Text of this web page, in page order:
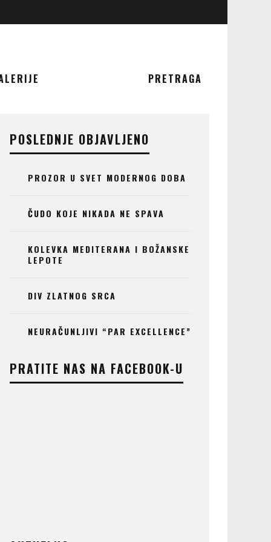
PRETRAGA
POSLEDNJE OBJAVLJENO
PROZOR U SVET MODERNOG DOBA
ČUDO KOJE NIKADA NE SPAVA
KOLEVKA MEDITERANA I BOŽANSKE
LEPOTE
DIV ZLATNOG SRCA
NEURAČUNLJIVI “PAR EXCELLENCE”
PRATITE NAS NA FACEBOOK-U